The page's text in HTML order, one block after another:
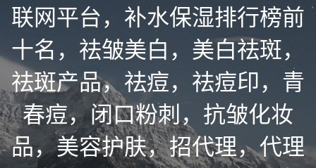
联网平台，补水保湿排行榜前
十名，祛皱美白，美白祛斑，
祛斑产品，祛痘，祛痘印，青
春痘，闭口粉刺，抗皱化妆
品，美容护肤，招代理，代理